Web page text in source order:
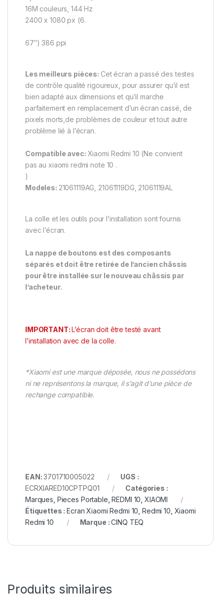
16M couleurs, 144 Hz
2400 x 1080 px (6.
67″) 386 ppi
Les meilleurs pièces: Cet écran a passé des testes
de contrôle qualité rigoureux, pour assurer qu’il est
bien adapté aux dimensions et qu’il marche
parfaitement en remplacement d’un écran cassé, de
pixels morts,de problèmes de couleur et tout autre
problème lié à l’écran.
Compatible avec: Xiaomi Redmi 10 (Ne convient
pas au xiaomi redmi note 10 .
)
Modeles: 21061119AG, 21061119DG, 21061119AL
La colle et les outils pour l’installation sont fournis
avec l’écran.
La nappe de boutons est des composants
séparés et doit être retirée de l’ancien châssis
pour être installée sur le nouveau châssis par
l’acheteur.
IMPORTANT:L’écran doit être testé avant
l’installation avec de la colle.
*Xiaomi est une marque déposée, nous ne possédons
ni ne représentons la marque, il s’agit d’une pièce de
rechange compatible.
EAN:3701710005022
UGS :
ECRXIARED10CPTPQ01
Catégories :
Marques Pieces Portable ,REDMI 10 ,XIAOMI
Étiquettes :Ecran Xiaomi Redmi 10 Redmi 10 Xiaomi
Redmi 10
Marque :CINQ TEQ
Produits similaires